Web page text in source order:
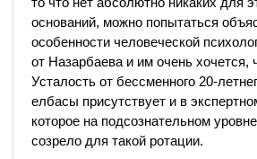
оснований, можно попытаться
особенности человеческой
от Назарбаева и им очень
Усталость от бессменного 20-
елбасы присутствует и в
которое на подсознательном
созрело для такой ротации.